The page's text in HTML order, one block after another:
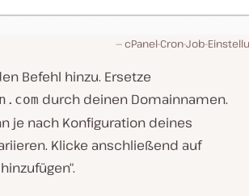
cPanel-Cron-Job-
Befehl hinzu. Ersetze
durch deinen Domainnamen.
je nach Konfiguration deines
Klicke anschließend auf